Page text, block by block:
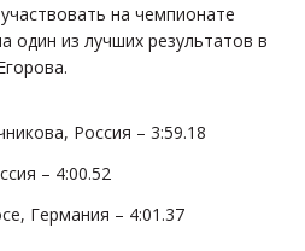
на чемпионате
один из лучших результатов в
Россия – 3:59.18
– 4:00.52
Германия – 4:01.37